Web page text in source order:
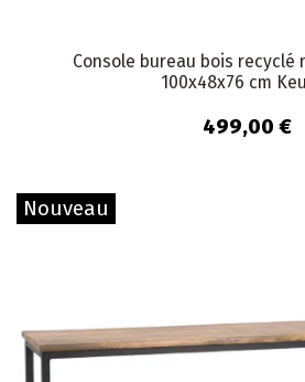
Console bureau bois recyclé
100x48x76 cm
499,00 €
Nouveau